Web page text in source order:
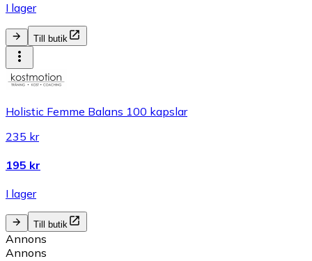
I lager
Till butik
Holistic Femme Balans 100 kapslar
235 kr
195 kr
I lager
Till butik
Annons
Annons